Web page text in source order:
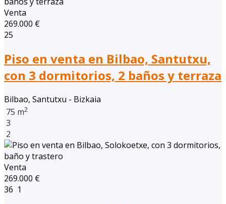
Venta
269.000 €
25
Piso en venta en Bilbao, Santutxu,
con 3 dormitorios, 2 baños y terraza
Bilbao, Santutxu - Bizkaia
75 m2
3
2
Venta
269.000 €
36 1